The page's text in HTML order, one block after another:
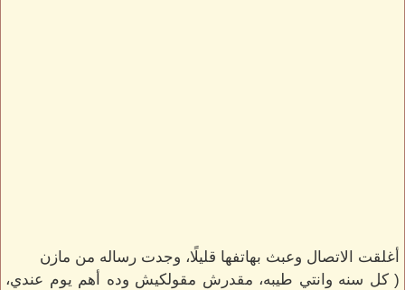
أغلقت الاتصال وعبث بهاتفها قليلًا، وجدت رساله من مازن
( كل سنه وانتي طيبه، مقدرش مقولكيش وده أهم يوم عندي،